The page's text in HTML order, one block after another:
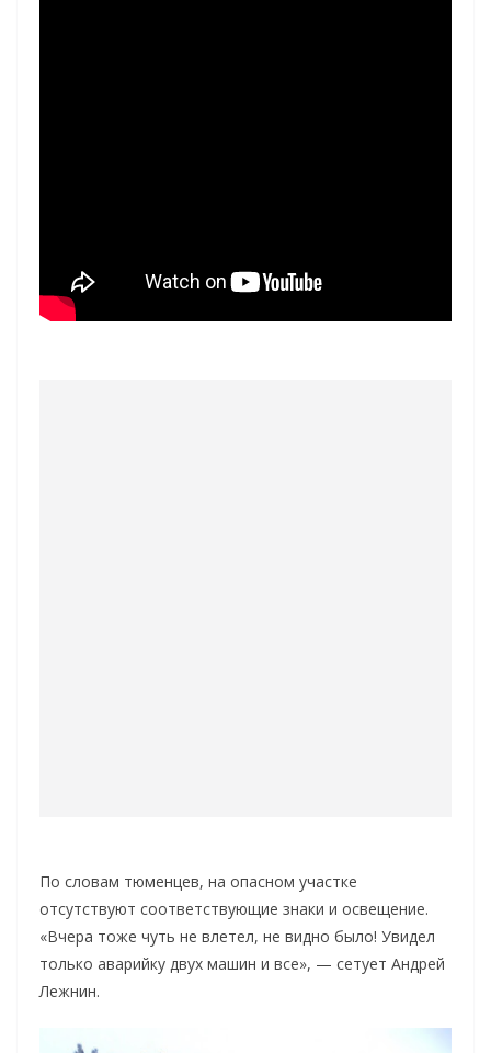
По словам тюменцев, на опасном участке
отсутствуют соответствующие знаки и освещение.
«Вчера тоже чуть не влетел, не видно было! Увидел
только аварийку двух машин и все», — сетует Андрей
Лежнин.